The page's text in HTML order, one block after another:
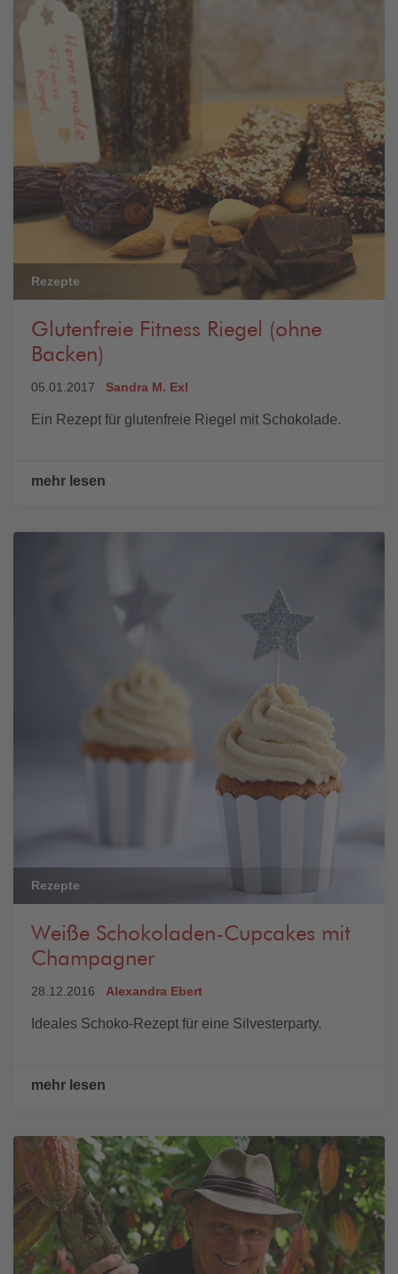
Rezepte
Glutenfreie Fitness Riegel (ohne
Backen)
05.01.2017 Sandra M. Exl
Ein Rezept für glutenfreie Riegel mit Schokolade.
mehr lesen
Rezepte
Weiße Schokoladen-Cupcakes mit
Champagner
28.12.2016 Alexandra Ebert
Ideales Schoko-Rezept für eine Silvesterparty.
mehr lesen